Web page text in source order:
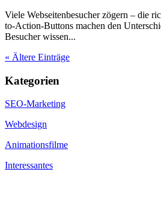
Viele Webseitenbesucher zögern – die
to-Action-Buttons machen den
Besucher wissen...
« Ältere Einträge
Kategorien
SEO-Marketing
Webdesign
Animationsfilme
Interessantes